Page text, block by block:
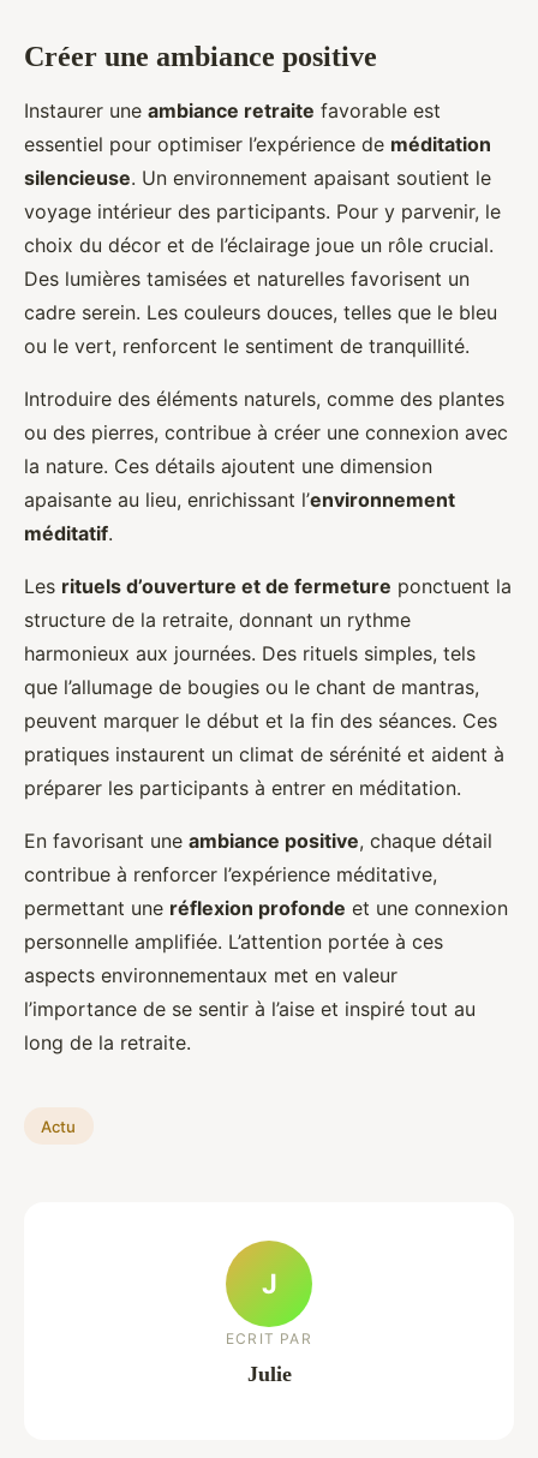
Créer une ambiance positive
Instaurer une ambiance retraite favorable est
essentiel pour optimiser l’expérience de méditation
silencieuse. Un environnement apaisant soutient le
voyage intérieur des participants. Pour y parvenir, le
choix du décor et de l’éclairage joue un rôle crucial.
Des lumières tamisées et naturelles favorisent un
cadre serein. Les couleurs douces, telles que le bleu
ou le vert, renforcent le sentiment de tranquillité.
Introduire des éléments naturels, comme des plantes
ou des pierres, contribue à créer une connexion avec
la nature. Ces détails ajoutent une dimension
apaisante au lieu, enrichissant l’environnement
méditatif.
Les rituels d’ouverture et de fermeture ponctuent la
structure de la retraite, donnant un rythme
harmonieux aux journées. Des rituels simples, tels
que l’allumage de bougies ou le chant de mantras,
peuvent marquer le début et la fin des séances. Ces
pratiques instaurent un climat de sérénité et aident à
préparer les participants à entrer en méditation.
En favorisant une ambiance positive, chaque détail
contribue à renforcer l’expérience méditative,
permettant une réflexion profonde et une connexion
personnelle amplifiée. L’attention portée à ces
aspects environnementaux met en valeur
l’importance de se sentir à l’aise et inspiré tout au
long de la retraite.
Actu
J
ECRIT PAR
Julie